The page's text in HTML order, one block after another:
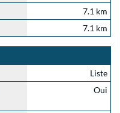
7.1 km
7.1 km
Liste
Oui